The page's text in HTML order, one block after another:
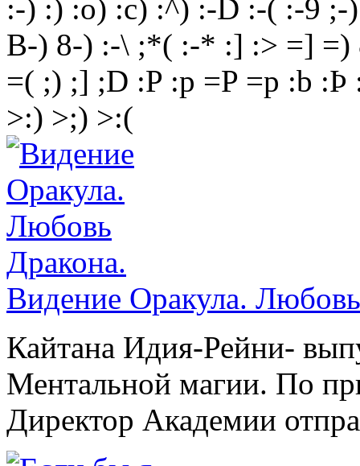
:-) :) :o) :c) :^) :-D :-( :-9 ;-)
B-) 8-) :-\ ;*( :-* :] :> =] =)
=( ;) ;] ;D :P :p =P =p :b :Þ
>:) >;) >:(
Видение Оракула.
Кайтана Идия-Рейни-
Ментальной магии. По
Директор Академии